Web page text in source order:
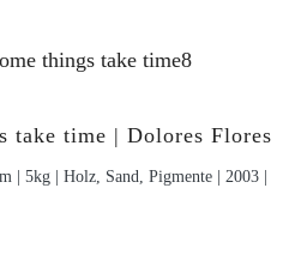
take time | Dolores Flores
| 5kg | Holz, Sand, Pigmente | 2003 |